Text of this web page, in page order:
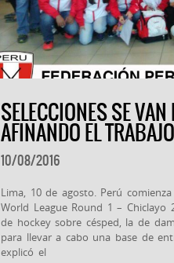
SELECCIONES SE
AFINANDO EL
10/08/2016
Lima, 10 de agosto. Perú
World League Round 1 – Chiclayo
de hockey sobre césped, la de
para llevar a cabo una base de
explicó el